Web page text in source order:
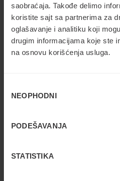
saobraćaja. Takođe delimo
koristite sajt sa partnerima za
oglašavanje i analitiku koji
drugim informacijama koje ste
na osnovu korišćenja usluga.
сагласности
NEOPHODNI
PODEŠAVANJA
STATISTIKA
u komunikaciji utiču na to
tumače je ključno za
komunikacije.
Moć pripovedanja (Story
ključnih tehnika, kao što je
– Kako
pažnju kroz sposobnost